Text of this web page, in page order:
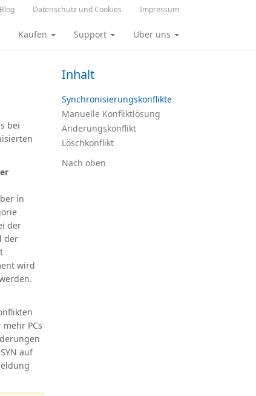
Kaufen Support Über uns
Blog Datenschutz und Cookies Impressum
bei
in
der
der
wird
PCs
auf
Inhalt
Synchronisierungskonflikte
Manuelle Konfliktlösung
Änderungskonflikt
Löschkonflikt
Nach oben